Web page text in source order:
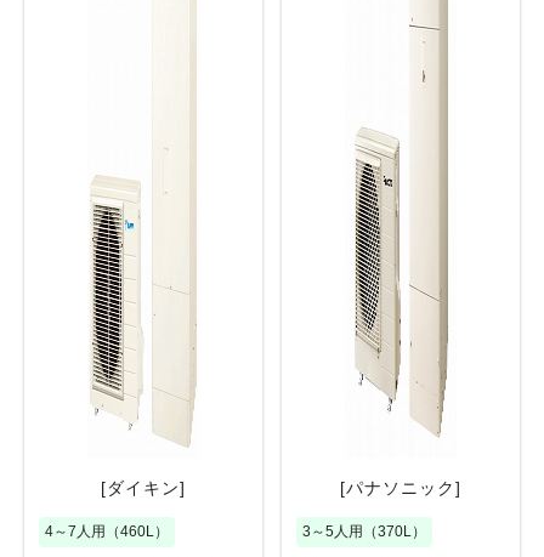
[ダイキン]
4～7人用（460L）
[パナソニック]
3～5人用（370L）